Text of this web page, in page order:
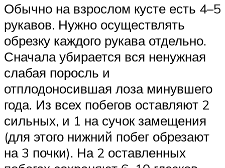
Обычно на взрослом кусте есть 4–5
рукавов. Нужно осуществлять
обрезку каждого рукава отдельно.
Сначала убирается вся ненужная
слабая поросль и
отплодоносившая лоза минувшего
года. Из всех побегов оставляют 2
сильных, и 1 на сучок замещения
(для этого нижний побег обрезают
на 3 почки). На 2 оставленных